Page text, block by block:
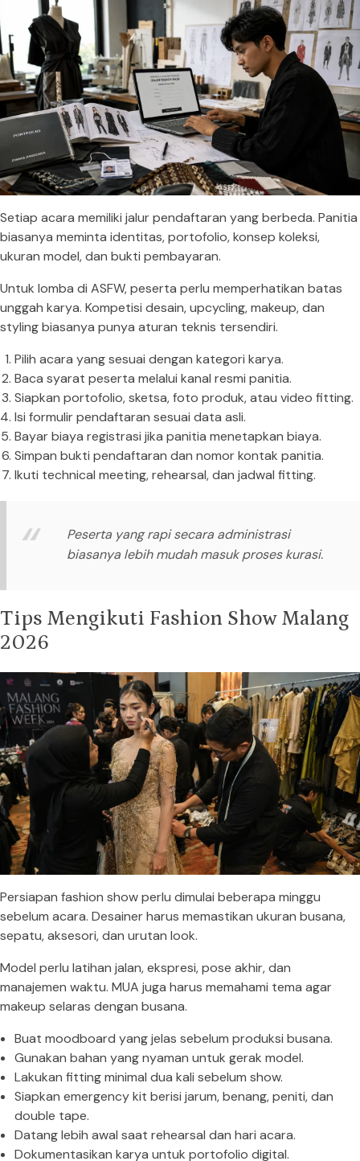
Setiap acara memiliki jalur pendaftaran yang berbeda. Panitia
biasanya meminta identitas, portofolio, konsep koleksi,
ukuran model, dan bukti pembayaran.
Untuk lomba di ASFW, peserta perlu memperhatikan batas
unggah karya. Kompetisi desain, upcycling, makeup, dan
styling biasanya punya aturan teknis tersendiri.
Pilih acara yang sesuai dengan kategori karya.
Baca syarat peserta melalui kanal resmi panitia.
Siapkan portofolio, sketsa, foto produk, atau video fitting.
Isi formulir pendaftaran sesuai data asli.
Bayar biaya registrasi jika panitia menetapkan biaya.
Simpan bukti pendaftaran dan nomor kontak panitia.
Ikuti technical meeting, rehearsal, dan jadwal fitting.
Peserta yang rapi secara administrasi
biasanya lebih mudah masuk proses kurasi.
Tips Mengikuti Fashion Show Malang
2026
Persiapan fashion show perlu dimulai beberapa minggu
sebelum acara. Desainer harus memastikan ukuran busana,
sepatu, aksesori, dan urutan look.
Model perlu latihan jalan, ekspresi, pose akhir, dan
manajemen waktu. MUA juga harus memahami tema agar
makeup selaras dengan busana.
Buat moodboard yang jelas sebelum produksi busana.
Gunakan bahan yang nyaman untuk gerak model.
Lakukan fitting minimal dua kali sebelum show.
Siapkan emergency kit berisi jarum, benang, peniti, dan
double tape.
Datang lebih awal saat rehearsal dan hari acara.
Dokumentasikan karya untuk portofolio digital.